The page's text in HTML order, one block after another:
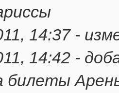
14:37 -
14:42 -
билеты